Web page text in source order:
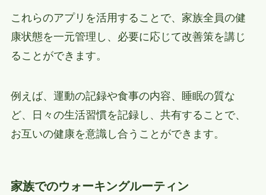
これらのアプリを活用することで、家族全員の健
康状態を一元管理し、必要に応じて改善策を講じ
ることができます。
例えば、運動の記録や食事の内容、睡眠の質な
ど、日々の生活習慣を記録し、共有することで、
お互いの健康を意識し合うことができます。
家族でのウォーキングルーティン